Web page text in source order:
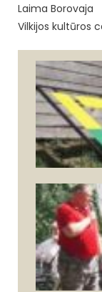
Laima Borovaja
Vilkijos kultūros